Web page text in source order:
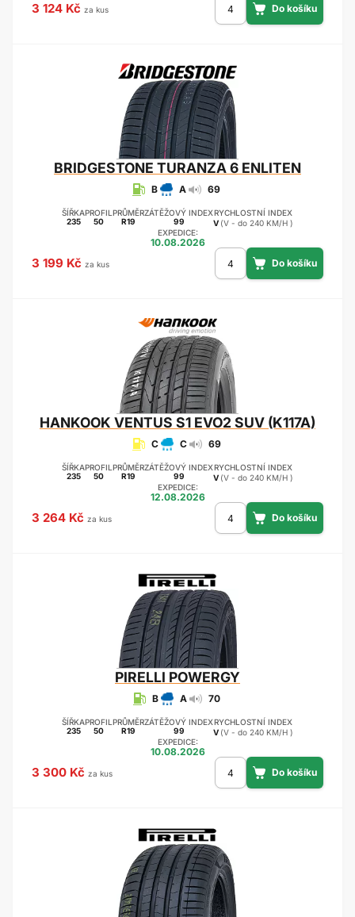
3 124 Kč za kus
BRIDGESTONE TURANZA 6 ENLITEN
B A 69
ŠÍŘKA
235
PROFIL
50
PRŮMĚR
R19
ZÁTĚŽOVÝ INDEX
99
RYCHLOSTNÍ INDEX
V (V - do 240 KM/H )
EXPEDICE:
10.08.2026
3 199 Kč za kus
HANKOOK VENTUS S1 EVO2 SUV (K117A)
C C 69
ŠÍŘKA
235
PROFIL
50
PRŮMĚR
R19
ZÁTĚŽOVÝ INDEX
99
RYCHLOSTNÍ INDEX
V (V - do 240 KM/H )
EXPEDICE:
12.08.2026
3 264 Kč za kus
PIRELLI POWERGY
B A 70
ŠÍŘKA
235
PROFIL
50
PRŮMĚR
R19
ZÁTĚŽOVÝ INDEX
99
RYCHLOSTNÍ INDEX
V (V - do 240 KM/H )
EXPEDICE:
10.08.2026
3 300 Kč za kus